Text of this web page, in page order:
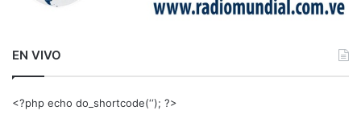
EN VIVO
<?php echo do_shortcode(‘‘); ?>